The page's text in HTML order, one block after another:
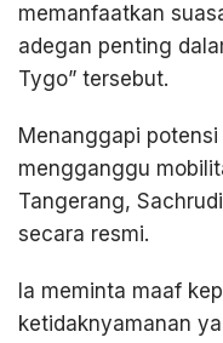
memanfaatkan
adegan penting
Tygo” tersebut.
Menanggapi
mengganggu
Tangerang,
secara resmi.
Ia meminta maaf
ketidaknyamanan